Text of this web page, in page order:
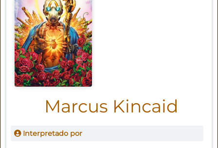
Marcus Kincaid
Interpretado por